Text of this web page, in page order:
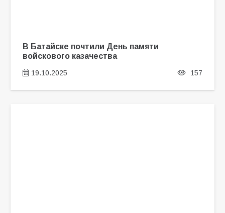
В Батайске почтили День памяти
войскового казачества
19.10.2025 157